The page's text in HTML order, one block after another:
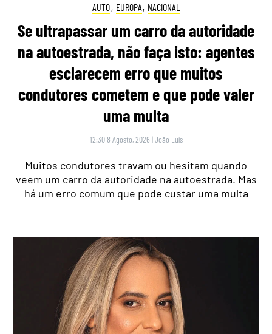
AUTO, EUROPA, NACIONAL
Se ultrapassar um carro da autoridade
na autoestrada, não faça isto: agentes
esclarecem erro que muitos
condutores cometem e que pode valer
uma multa
12:30 8 Agosto, 2026 |João Luís
Muitos condutores travam ou hesitam quando
veem um carro da autoridade na autoestrada. Mas
há um erro comum que pode custar uma multa